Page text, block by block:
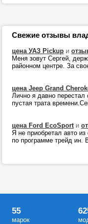
Свежие отзывы
цена УАЗ Pickup и
Меня зовут Сергей,
районном центре. За
цена Jeep Grand
Лично я давно
пустая трата
цена Ford EcoSportи
Я не приобретал авто
по программе трейд ин.
55
марок